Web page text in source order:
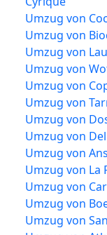
Umzug von
Umzug von
Umzug von
Umzug von
Umzug von
Umzug von
Umzug von
Umzug von
Umzug von
Umzug von La
Umzug von
Umzug von
Umzug von